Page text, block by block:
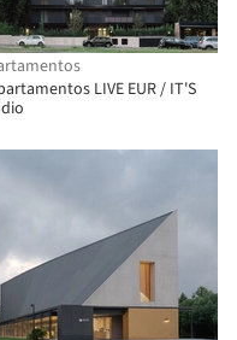
LIVE EUR / IT'S